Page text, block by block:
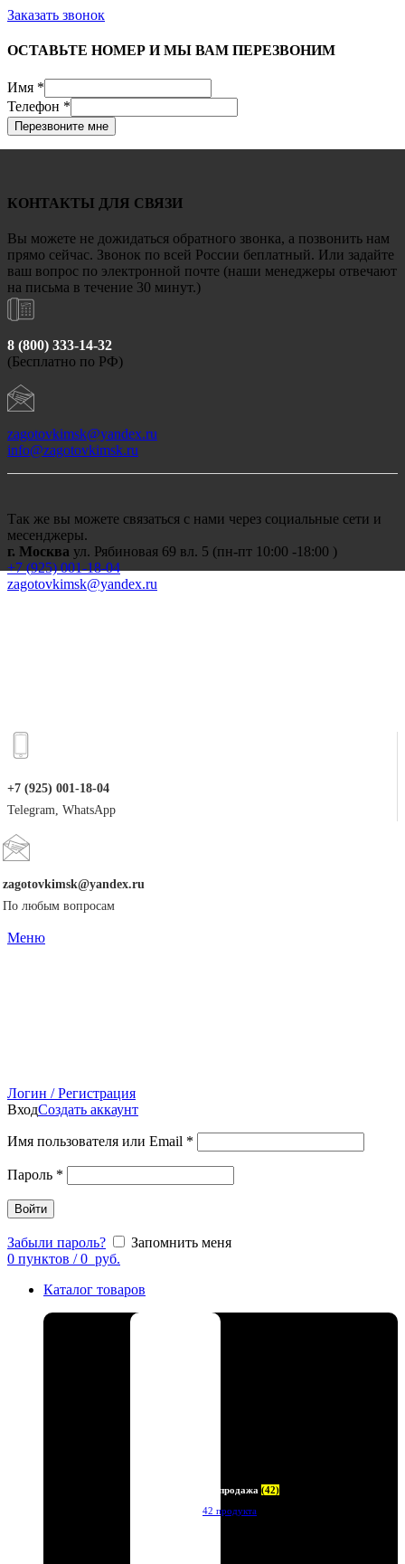
Заказать звонок
ОСТАВЬТЕ НОМЕР И МЫ ВАМ ПЕРЕЗВОНИМ
Имя *
Телефон *
Перезвоните мне
КОНТАКТЫ ДЛЯ СВЯЗИ
Вы можете не дожидаться обратного звонка, а позвонить нам
прямо сейчас. Звонок по всей России беплатный. Или задайте
ваш вопрос по электронной почте (наши менеджеры отвечают
на письма в течение 30 минут.)
8 (800) 333-14-32
(Бесплатно по РФ)
zagotovkimsk@yandex.ru
info@zagotovkimsk.ru
Так же вы можете связаться с нами через социальные сети и
месенджеры.
г. Москва ул. Рябиновая 69 вл. 5 (пн-пт 10:00 -18:00 )
+7 (925) 001-18-04
zagotovkimsk@yandex.ru
+7 (925) 001-18-04
Telegram, WhatsApp
zagotovkimsk@yandex.ru
По любым вопросам
Меню
Логин / Регистрация
ВходСоздать аккаунт
Имя пользователя или Email *
Пароль *
Войти
Забыли пароль?
Запомнить меня
0 пунктов / 0 руб.
Каталог товаров
Распродажа (42)
42 продукта